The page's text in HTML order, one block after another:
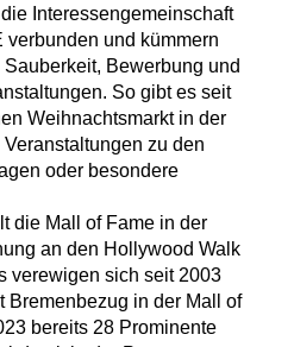
Interessengemeinschaft
verbunden und kümmern
Bewerbung und
So gibt es seit
Weihnachtsmarkt in der
zu den
oder besondere
die Mall of Fame in der
an den Hollywood Walk
verewigen sich seit 2003
Bremenbezug in der Mall of
bereits 28 Prominente